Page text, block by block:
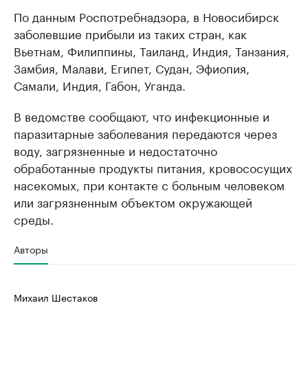
По данным Роспотребнадзора, в Новосибирск
заболевшие прибыли из таких стран, как
Вьетнам, Филиппины, Таиланд, Индия, Танзания,
Замбия, Малави, Египет, Судан, Эфиопия,
Самали, Индия, Габон, Уганда.
В ведомстве сообщают, что инфекционные и
паразитарные заболевания передаются через
воду, загрязненные и недостаточно
обработанные продукты питания, кровососущих
насекомых, при контакте с больным человеком
или загрязненным объектом окружающей
среды.
Авторы
Михаил Шестаков